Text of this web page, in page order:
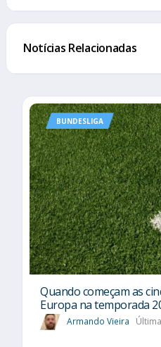
Notícias Relacionadas
BUNDESLIGA
Quando começam as
Europa na temporada
Armando Vieira